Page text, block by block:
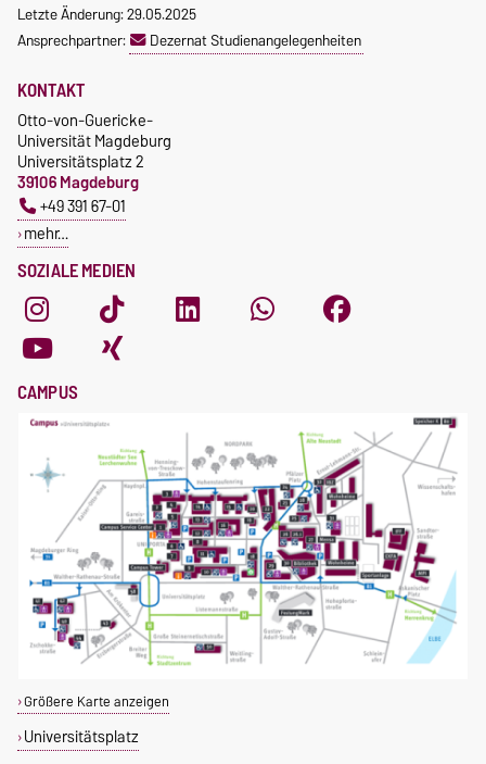
Letzte Änderung: 29.05.2025
Ansprechpartner:
Dezernat Studienangelegenheiten
SOZIALE MEDIEN
KONTAKT
Otto-von-Guericke-
Universität Magdeburg
Universitätsplatz 2
39106 Magdeburg
+49 391 67-01
mehr…
CAMPUS
Größere Karte anzeigen
Universitätsplatz